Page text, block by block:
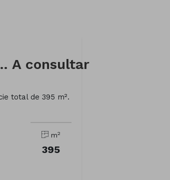
Pintor Colmeiro A consultar
total de 395 m².
m2
395